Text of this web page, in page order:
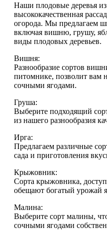
Наши плодовые деревья
высококачественная
огорода. Мы предлагаем
включая вишню, грушу,
виды плодовых деревьев.
Вишня:
Разнообразие сортов
питомнике, позволит вам
сочными ягодами.
Груша:
Выберите подходящий
из нашего разнообразия
Ирга:
Предлагаем различные
сада и приготовления
Крыжовник:
Сорта крыжовника,
обещают богатый урожай
Малина:
Выберите сорт малины,
сочными ягодами